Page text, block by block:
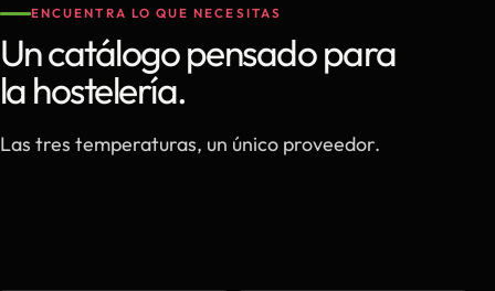
ENCUENTRA LO QUE NECESITAS
Un catálogo pensado para
la hostelería.
Las tres temperaturas, un único proveedor.